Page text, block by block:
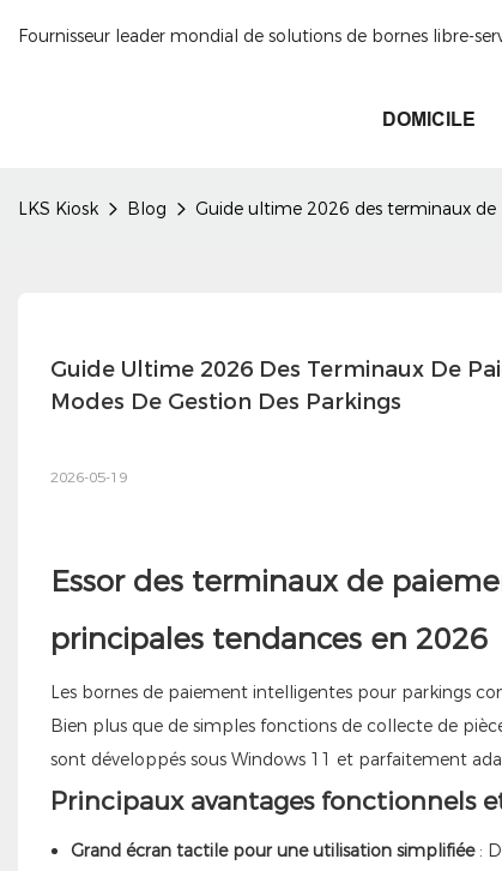
Fournisseur leader mondial de solutions de bornes libre-
DOMICILE
LKS Kiosk Blog Guide ultime 2026 des terminaux
Guide Ultime 2026 Des Terminaux De
Modes De Gestion Des Parkings
2026-05-19
Essor des terminaux de
principales tendances en 2026
Les bornes de paiement intelligentes pour parkings
Bien plus que de simples fonctions de collecte de
sont développés sous Windows 11 et parfaitement
Principaux avantages fonctionnels
Grand écran tactile pour une utilisation simplifiée: